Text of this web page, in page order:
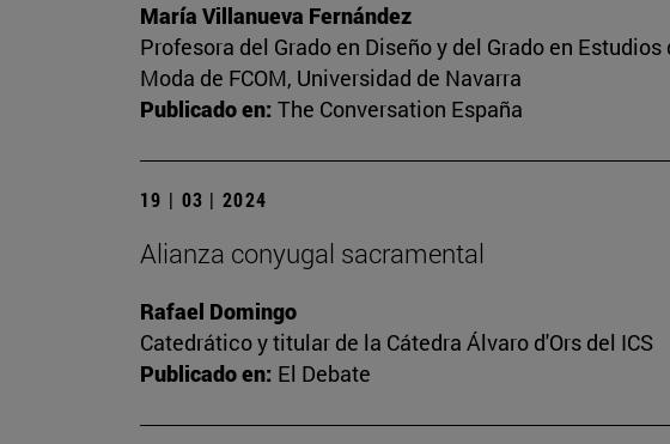
María Villanueva Fernández
Profesora del Grado en Diseño y del Grado en
Moda de FCOM, Universidad de Navarra
Publicado en: The Conversation España
19 | 03 | 2024
Alianza conyugal sacramental
Rafael Domingo
Catedrático y titular de la Cátedra Álvaro d'Ors del ICS
Publicado en: El Debate